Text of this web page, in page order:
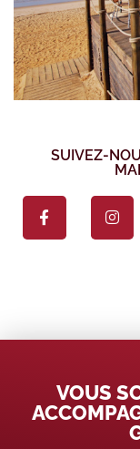
SUIVEZ-
VOUS